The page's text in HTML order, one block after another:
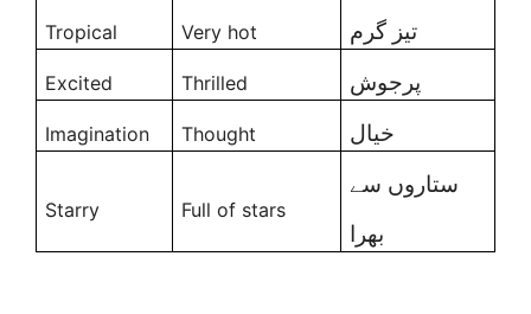
Tropical Very hot تیز گرم
Excited Thrilled پرجوش
Imagination Thought خیال
Starry Full of stars
ستاروں سے
بھرا